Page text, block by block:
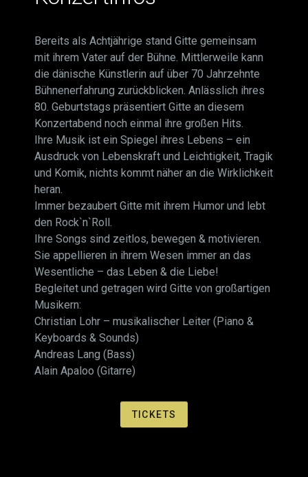
Bereits als Achtjährige stand Gitte gemeinsam
mit ihrem Vater auf der Bühne. Mittlerweile kann
die dänische Künstlerin auf über 70 Jahrzehnte
Bühnenerfahrung zurückblicken. Anlässlich ihres
80. Geburtstags präsentiert Gitte an diesem
Konzertabend noch einmal ihre großen Hits.
Ihre Musik ist ein Spiegel ihres Lebens – ein
Ausdruck von Lebenskraft und Leichtigkeit, Tragik
und Komik, nichts kommt näher an die Wirklichkeit
heran.
Immer bezaubert Gitte mit ihrem Humor und lebt
den Rock`n`Roll.
Ihre Songs sind zeitlos, bewegen & motivieren.
Sie appellieren in ihrem Wesen immer an das
Wesentliche – das Leben & die Liebe!
Begleitet und getragen wird Gitte von großartigen
Musikern:
Christian Lohr – musikalischer Leiter (Piano &
Keyboards & Sounds)
Andreas Lang (Bass)
Alain Apaloo (Gitarre)
TICKETS